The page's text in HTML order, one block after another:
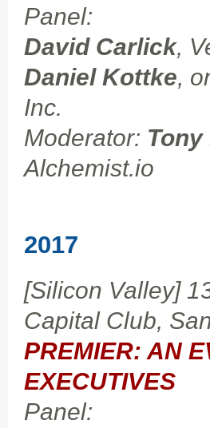
Panel:
David Carlick,
Daniel Kottke,
Inc.
Moderator:
Alchemist.io
2017
[Silicon Valley]
Capital Club,
PREMIER: AN
EXECUTIVES
Panel: